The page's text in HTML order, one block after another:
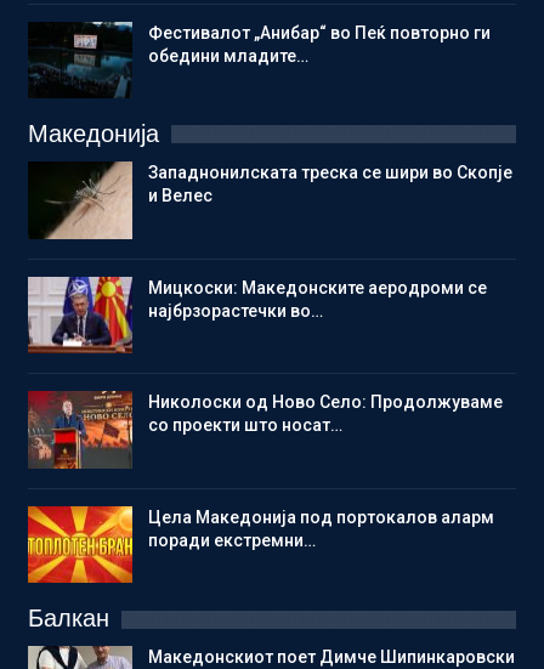
Фестивалот „Анибар“ во Пеќ повторно ги
обедини младите…
Македонија
Западнонилската треска се шири во Скопје
и Велес
Мицкоски: Македонските аеродроми се
најбрзорастечки во…
Николоски од Ново Село: Продолжуваме
со проекти што носат…
Цела Македонија под портокалов аларм
поради екстремни…
Балкан
Македонскиот поет Димче Шипинкаровски